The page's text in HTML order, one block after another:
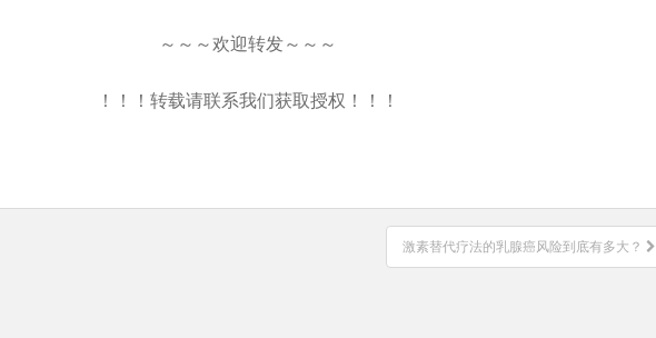
～～～欢迎转发～～～
！！！转载请联系我们获取授权！！！
激素替代疗法的乳腺癌风险到底有多大？